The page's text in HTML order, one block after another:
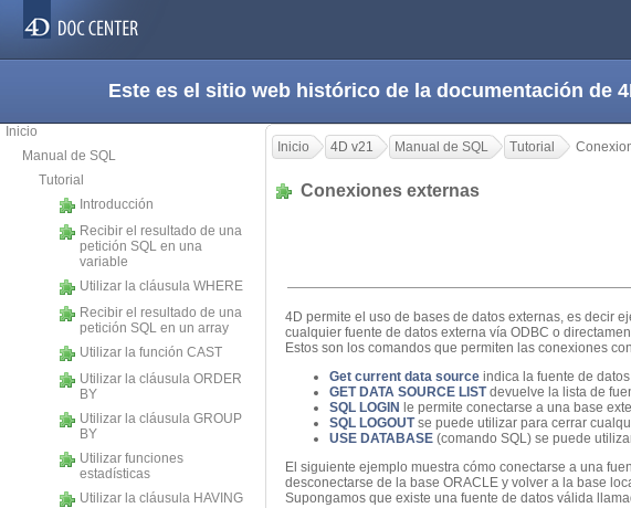
Este es el sitio web histórico de la documentación de
Inicio
Manual de SQL
Tutorial
Introducción
Recibir el resultado de una
petición SQL en una
variable
Utilizar la cláusula WHERE
Recibir el resultado de una
petición SQL en un array
Utilizar la función CAST
Utilizar la cláusula ORDER
BY
Utilizar la cláusula GROUP
BY
Utilizar funciones
estadísticas
Utilizar la cláusula HAVING
Inicio 4D v21 Manual de SQL Tutorial
Conexiones externas
4D permite el uso de bases de datos externas, es decir
cualquier fuente de datos externa vía ODBC o
Estos son los comandos que permiten las conexiones
Get current data source indica la fuente de
GET DATA SOURCE LISTdevuelve la lista de
SQL LOGIN le permite conectarse a una base
SQL LOGOUTse puede utilizar para cerrar
USE DATABASE (comando SQL) se puede
El siguiente ejemplo muestra cómo conectarse a una
desconectarse de la base ORACLE y volver a la base
Supongamos que existe una fuente de datos válida